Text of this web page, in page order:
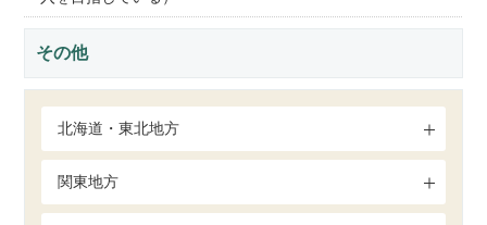
その他
北海道・東北地方
関東地方